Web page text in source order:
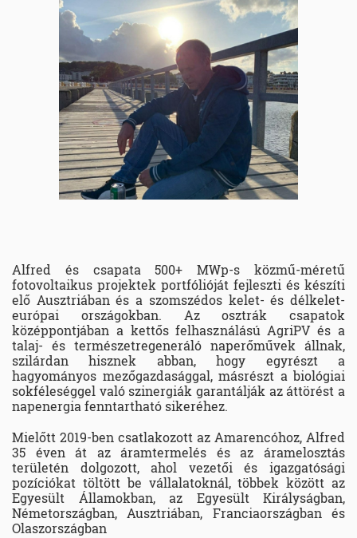
Alfred és csapata 500+ MWp-s közmű-méretű
fotovoltaikus projektek portfólióját fejleszti és készíti
elő Ausztriában és a szomszédos kelet- és délkelet-
európai országokban. Az osztrák csapatok
középpontjában a kettős felhasználású AgriPV és a
talaj- és természetregeneráló naperőművek állnak,
szilárdan hisznek abban, hogy egyrészt a
hagyományos mezőgazdasággal, másrészt a biológiai
sokféleséggel való szinergiák garantálják az áttörést a
napenergia fenntartható sikeréhez.
Mielőtt 2019-ben csatlakozott az Amarencóhoz, Alfred
35 éven át az áramtermelés és az áramelosztás
területén dolgozott, ahol vezetői és igazgatósági
pozíciókat töltött be vállalatoknál, többek között az
Egyesült Államokban, az Egyesült Királyságban,
Németországban, Ausztriában, Franciaországban és
Olaszországban